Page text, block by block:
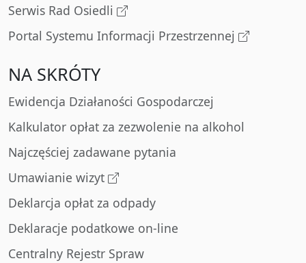
Serwis Rad Osiedli
Portal Systemu Informacji Przestrzennej
NA SKRÓTY
Ewidencja Działaności Gospodarczej
Kalkulator opłat za zezwolenie na alkohol
Najczęściej zadawane pytania
Umawianie wizyt
Deklarcja opłat za odpady
Deklaracje podatkowe on-line
Centralny Rejestr Spraw